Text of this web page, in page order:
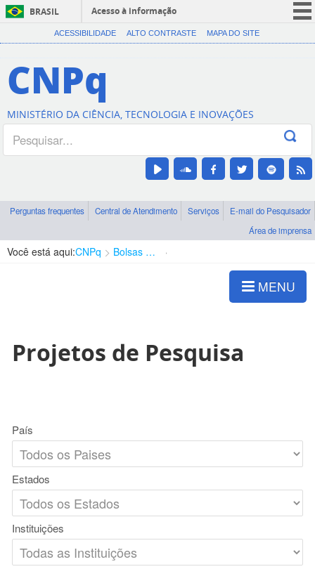
BRASIL
Acesso à informação
CORONAVÍRUS (COVID-19)
Canais
ACESSIBILIDADE ALTO CONTRASTE MAPA DO SITE
CNPq
MINISTÉRIO DA CIÊNCIA, TECNOLOGIA E INOVAÇÕES
Perguntas frequentes Central de Atendimento Serviços
E-mail do Pesquisador
Área de imprensa
Você está aqui:CNPq Bolsas e Auxílios Vigentes
MENU
Projetos de Pesquisa
País
Estados
Instituições